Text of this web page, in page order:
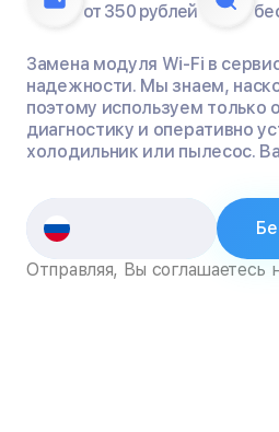
от 350 рублей
Замена модуля Wi-Fi в
надежности. Мы знаем,
поэтому используем только
диагностику и оперативно
холодильник или пылесос.
Отправляя, Вы соглашаетесь